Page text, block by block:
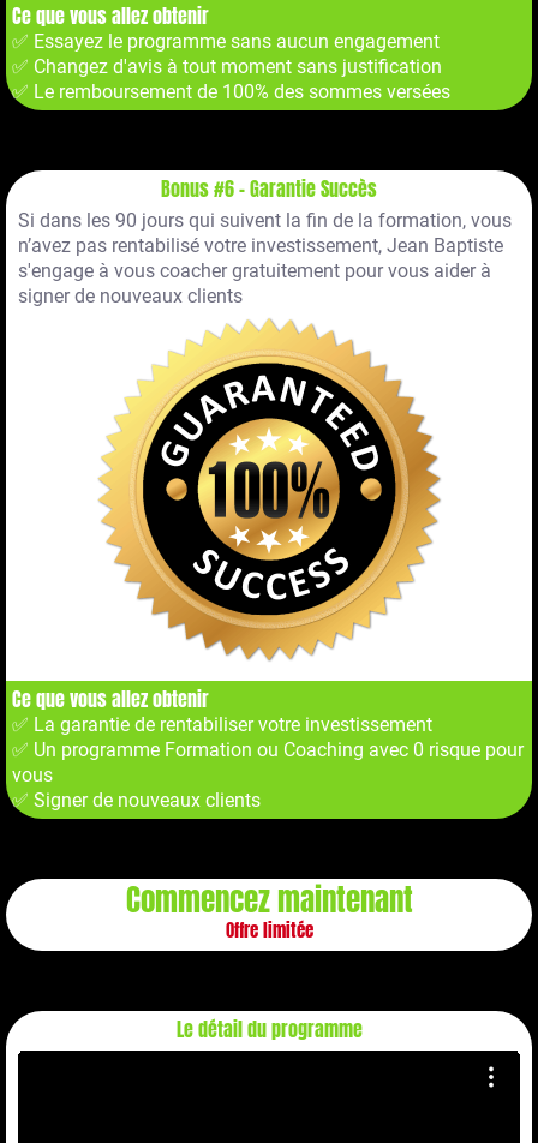
Ce que vous allez obtenir
✅ Essayez le programme sans aucun engagement
✅ Changez d'avis à tout moment sans justification
✅ Le remboursement de 100% des sommes versées
Bonus #6 - Garantie Succès
Si dans les 90 jours qui suivent la fin de la formation, vous
n’avez pas rentabilisé votre investissement, Jean Baptiste
s'engage à vous coacher gratuitement pour vous aider à
signer de nouveaux clients
Ce que vous allez obtenir
✅ La garantie de rentabiliser votre investissement
✅ Un programme Formation ou Coaching avec 0 risque pour
vous
✅ Signer de nouveaux clients
Commencez maintenant
Offre limitée
Le détail du programme